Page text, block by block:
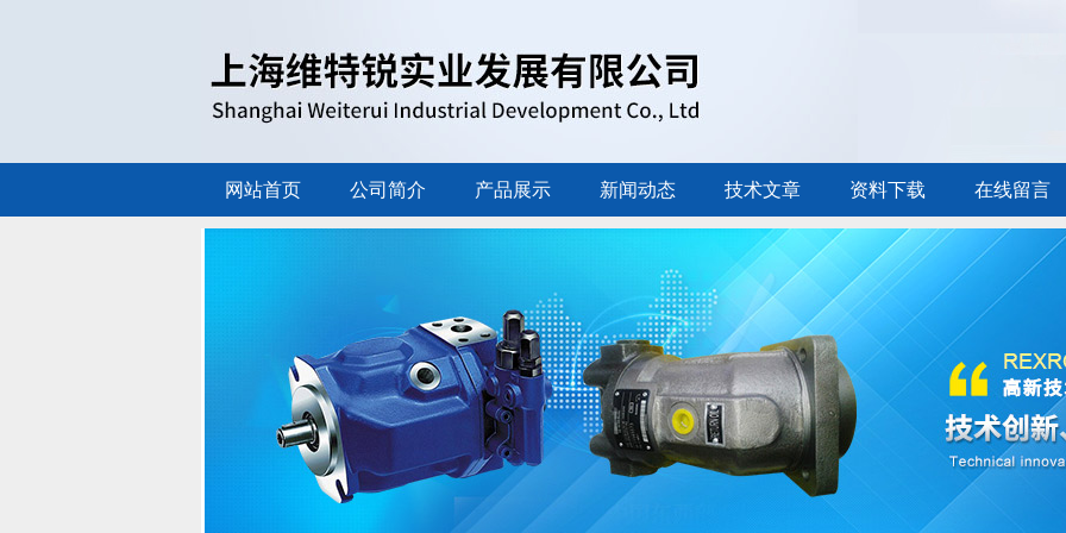
网站首页 公司简介 产品展示 新闻动态 技术文章 资料下载 在线留言